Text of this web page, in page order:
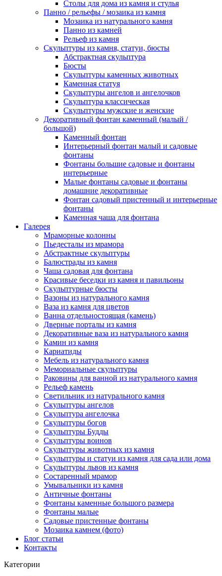
Столы для дома из камня и стулья
Панно / рельефы / мозаика из камня
Мозаика из натурального камня
Панно из камней
Рельеф из камня
Скульптуры из камня, статуи, бюсты
Абстрактная скульптура
Бюсты
Скульптуры каменных животных
Каменная статуя
Скульптуры ангелов и ангелочков
Скульптура классическая
Скульптуры мужские и женские
Декоративный фонтан каменный (малый /
большой)
Каменный фонтан
Интерьерный фонтан малый и садовые
фонтаны
Фонтаны большие садовые и фонтаны
интерьерные
Малые фонтаны садовые и фонтаны
домашние декоративные
Фонтан садовый пристенный и интерьерные
фонтаны
Каменная чаша для фонтана
Галерея
Мраморные колонны
Пьедесталы из мрамора
Абстрактные скульптуры
Балюстрады из камня
Чаша садовая для фонтана
Красивые беседки из камня и павильоны
Скульптурные бюсты
Вазоны из натурального камня
Ваза из камня для цветов
Ванна отдельностоящая (камень)
Дверные порталы из камня
Декоративные ваза из натурального камня
Камин из камня
Кариатиды
Мебель из натурального камня
Мемориальные скульптуры
Раковины для ванной из натурального камня
Рельеф камень
Светильник из натурального камня
Скульптуры ангелов
Скульптура ангелочка
Скульптуры богов
Скульптуры Будды
Скульптуры воинов
Скульптуры животных из камня
Скульптуры и статуи из камня для сада или дома
Скульптуры львов из камня
Состаренный мрамор
Умывальники из камня
Античные фонтаны
Фонтаны каменные большого размера
Фонтаны малые
Садовые пристенные фонтаны
Мозаика камнем (фото)
Блог статьи
Контакты
Категории